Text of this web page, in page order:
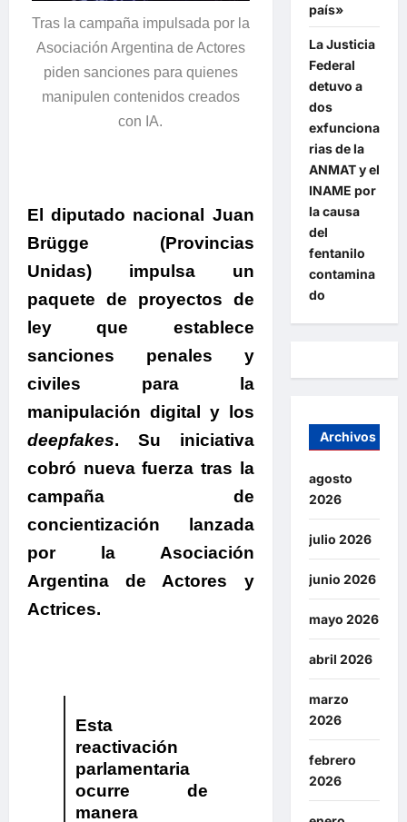
Tras la campaña impulsada por la
Asociación Argentina de Actores
piden sanciones para quienes
manipulen contenidos creados
con IA.
El diputado nacional Juan
Brügge (Provincias
Unidas) impulsa un
paquete de proyectos de
ley que establece
sanciones penales y
civiles para la
manipulación digital y los
deepfakes. Su iniciativa
cobró nueva fuerza tras la
campaña de
concientización lanzada
por la Asociación
Argentina de Actores y
Actrices.
Esta
reactivación
parlamentaria
ocurre de
manera
país»
La Justicia
Federal
detuvo a
dos
exfunciona
rias de la
ANMAT y el
INAME por
la causa
del
fentanilo
contamina
do
Archivos
agosto
2026
julio 2026
junio 2026
mayo 2026
abril 2026
marzo
2026
febrero
2026